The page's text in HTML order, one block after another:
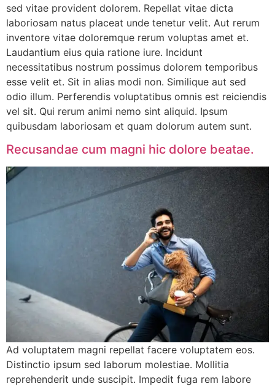
sed vitae provident dolorem. Repellat vitae dicta
laboriosam natus placeat unde tenetur velit. Aut rerum
inventore vitae doloremque rerum voluptas amet et.
Laudantium eius quia ratione iure. Incidunt
necessitatibus nostrum possimus dolorem temporibus
esse velit et. Sit in alias modi non. Similique aut sed
odio illum. Perferendis voluptatibus omnis est reiciendis
vel sit. Qui rerum animi nemo sint aliquid. Ipsum
quibusdam laboriosam et quam dolorum autem sunt.
Recusandae cum magni hic dolore beatae.
Ad voluptatem magni repellat facere voluptatem eos.
Distinctio ipsum sed laborum molestiae. Mollitia
reprehenderit unde suscipit. Impedit fuga rem labore